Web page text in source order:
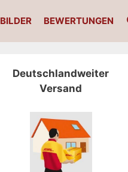
BILDER BEWERTUNGEN
Deutschlandweiter
Versand